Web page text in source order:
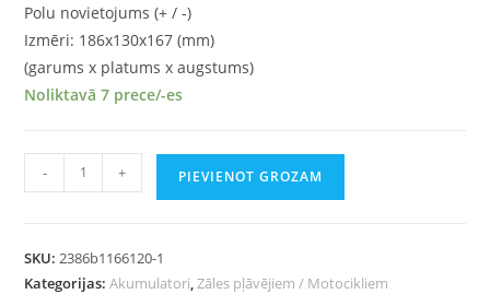
Polu novietojums (+ / -)
Izmēri: 186x130x167 (mm)
(garums x platums x augstums)
Noliktavā 7 prece/-es
- + PIEVIENOT GROZAM
SKU:2386b1166120-1
Kategorijas:Akumulatori,Zāles pļāvējiem / Motocikliem